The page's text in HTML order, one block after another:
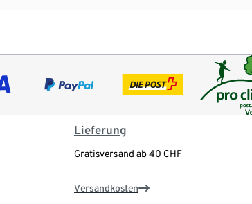
Lieferung
Gratisversand ab 40 CHF
Versandkosten